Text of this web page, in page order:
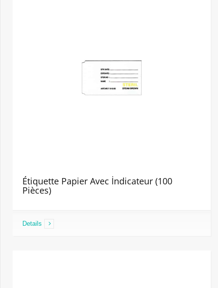
Étiquette Papier Avec İndicateur (100
Pièces)
Details